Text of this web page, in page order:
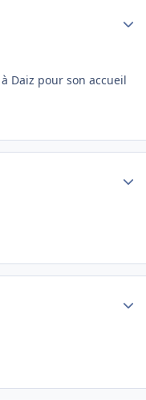
Daiz pour son accueil